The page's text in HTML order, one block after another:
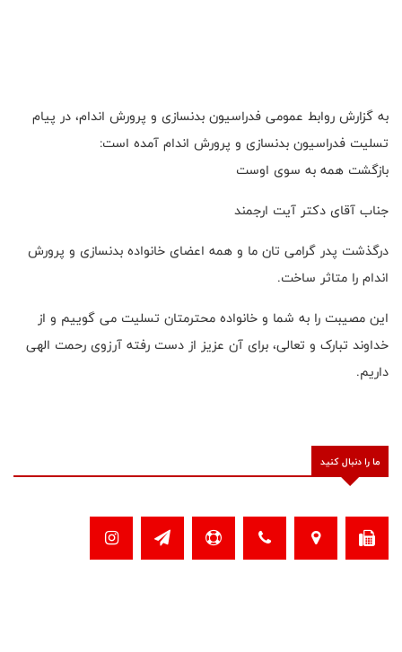
به گزارش روابط عمومی فدراسیون بدنسازی و پرورش اندام، در پیام
تسلیت فدراسیون بدنسازی و پرورش اندام آمده است:
بازگشت همه به سوی اوست
جناب آقای دکتر آیت ارجمند
درگذشت پدر گرامی تان ما و همه اعضای خانواده بدنسازی و پرورش
اندام را متاثر ساخت.
این مصیبت را به شما و خانواده محترمتان تسلیت می گوییم و از
خداوند تبارک و تعالی، برای آن عزیز از دست رفته آرزوی رحمت الهی
داریم.
ما را دنبال کنید